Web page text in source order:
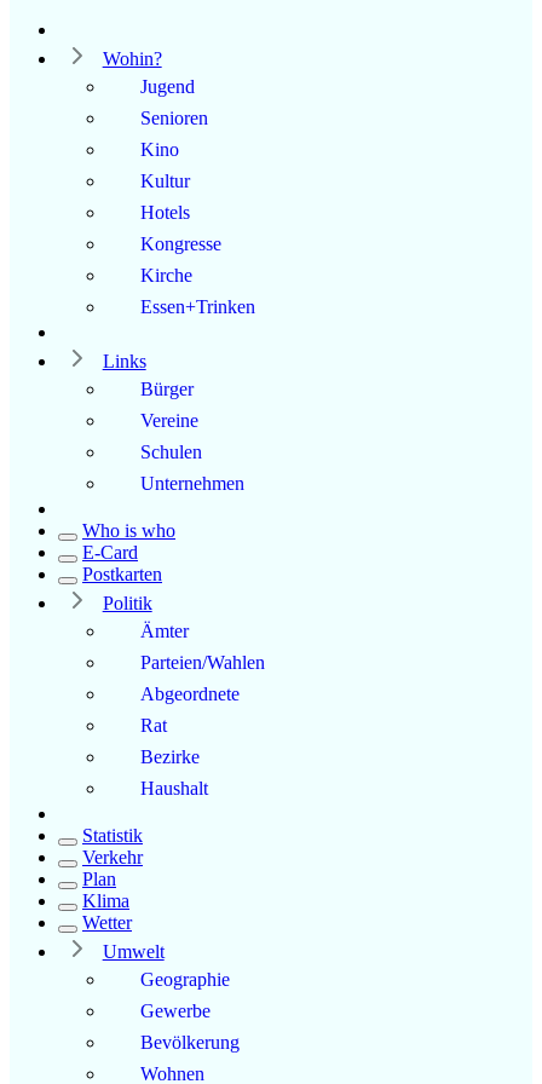
Wohin?
Jugend
Senioren
Kino
Kultur
Hotels
Kongresse
Kirche
Essen+Trinken
Links
Bürger
Vereine
Schulen
Unternehmen
Who is who
E-Card
Postkarten
Politik
Ämter
Parteien/Wahlen
Abgeordnete
Rat
Bezirke
Haushalt
Statistik
Verkehr
Plan
Klima
Wetter
Umwelt
Geographie
Gewerbe
Bevölkerung
Wohnen